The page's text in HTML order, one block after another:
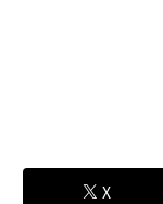
X